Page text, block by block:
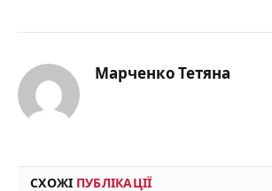
Марченко Тетяна
СХОЖІ ПУБЛІКАЦІЇ